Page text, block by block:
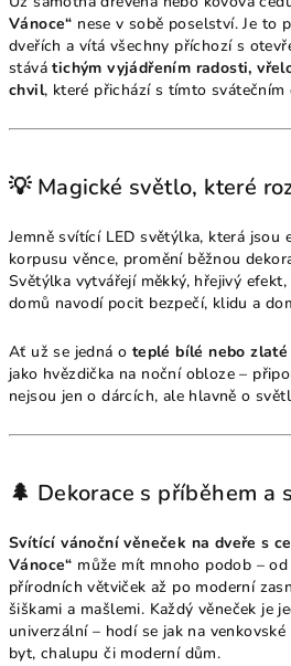
Vánoce“ nese v sobě poselství. Je to
dveřích a vítá všechny příchozí s
stávátichým vyjádřením radosti,
chvil, které přichází s tímto svátečním
💡 Magické světlo, které
Jemně svítící LED světýlka, která jsou
korpusu věnce, promění běžnou
Světýlka vytvářejí měkký, hřejivý
domů navodí pocit bezpečí, klidu a
Ať už se jedná o teplé bílé nebo
jako hvězdička na noční obloze –
nejsou jen o dárcích, ale hlavně o
🌲 Dekorace s příběhem a
Svítící vánoční věneček na dveře s
Vánoce“ může mít mnoho podob –
přírodních větviček až po moderní
šiškami a mašlemi. Každý věneček je
univerzální – hodí se jak na
byt, chalupu či moderní dům.